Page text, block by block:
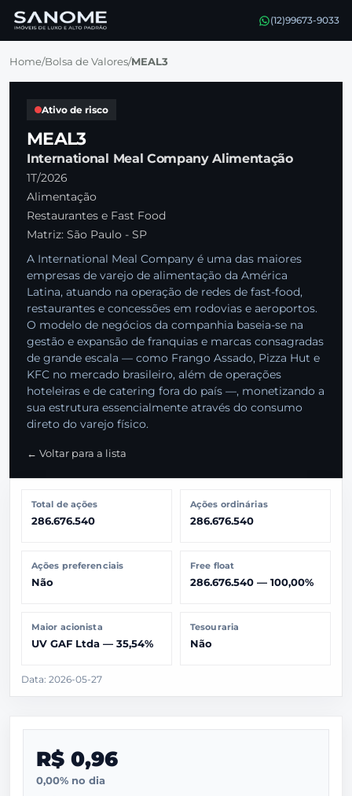
(12)99673-9033
Home/Bolsa de Valores/MEAL3
Ativo de risco
MEAL3
International Meal Company Alimentação
1T/2026
Alimentação
Restaurantes e Fast Food
Matriz: São Paulo - SP
A International Meal Company é uma das maiores
empresas de varejo de alimentação da América
Latina, atuando na operação de redes de fast-food,
restaurantes e concessões em rodovias e aeroportos.
O modelo de negócios da companhia baseia-se na
gestão e expansão de franquias e marcas consagradas
de grande escala — como Frango Assado, Pizza Hut e
KFC no mercado brasileiro, além de operações
hoteleiras e de catering fora do país —, monetizando a
sua estrutura essencialmente através do consumo
direto do varejo físico.
← Voltar para a lista
Total de ações
286.676.540
Ações ordinárias
286.676.540
Ações preferenciais
Não
Free float
286.676.540 — 100,00%
Maior acionista
UV GAF Ltda — 35,54%
Tesouraria
Não
Data: 2026-05-27
R$ 0,96
0,00% no dia